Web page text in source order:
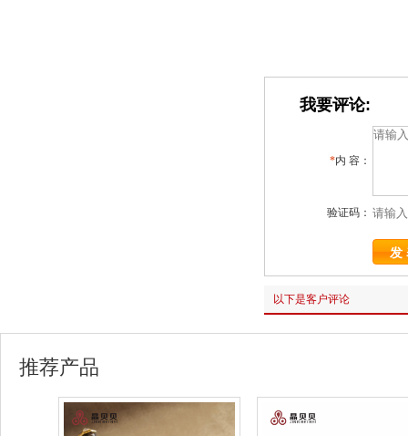
我要评论:
*内 容：
验证码：
以下是客户评论
推荐产品